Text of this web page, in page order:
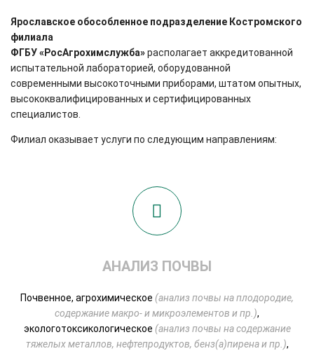
Ярославское обособленное подразделение Костромского
филиала
ФГБУ «РосАгрохимслужба»располагает аккредитованной
испытательной лабораторией, оборудованной
современными высокоточными приборами, штатом опытных,
высококвалифицированных и сертифицированных
специалистов.
Филиал оказывает услуги по следующим направлениям:
АНАЛИЗ ПОЧВЫ
Почвенное, агрохимическое (анализ почвы на плодородие,
содержание макро- и микроэлементов и пр.),
экологотоксикологическое (анализ почвы на содержание
тяжелых металлов, нефтепродуктов, бенз(а)пирена и пр.),